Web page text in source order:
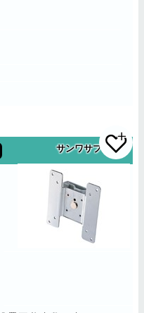
サンワサプライ